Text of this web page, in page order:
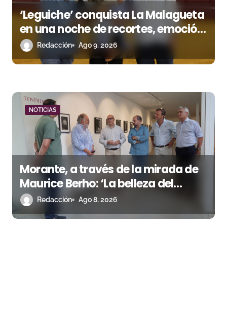
s‘Leguiche’ conquista La Malagueta
en una noche de recortes, emoción
y gran ambiente
Redacción Ago 9, 2026
NOTICIAS
Morante, a través de la mirada de
Maurice Berho: ‘La belleza del
misterio’ llega a La Malagueta
Redacción Ago 8, 2026